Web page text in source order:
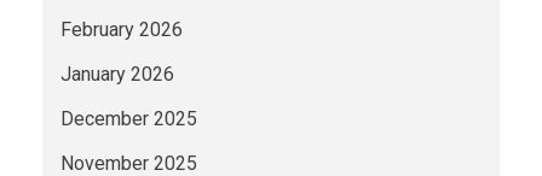
February 2026
January 2026
December 2025
November 2025